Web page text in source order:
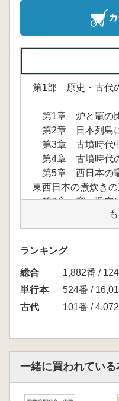
第1部 原史・古代
第1章 炉と竈の
第2章 日本列島
第3章 古墳時代
第4章 古墳時代
第5章 西日本の
東西日本の煮炊き
第6章 竈・温突(
第7章 中世の竈―
第8章 近世の竈―
第9章 中世・近世
第10章 朝鮮半島
第11章 中国の壁
第12章 竈形土器
―蔀屋北遺跡を事例
ランキング
総合
1,882番 /
単行本
524番 /
古代
101番 /
一緒に買われている